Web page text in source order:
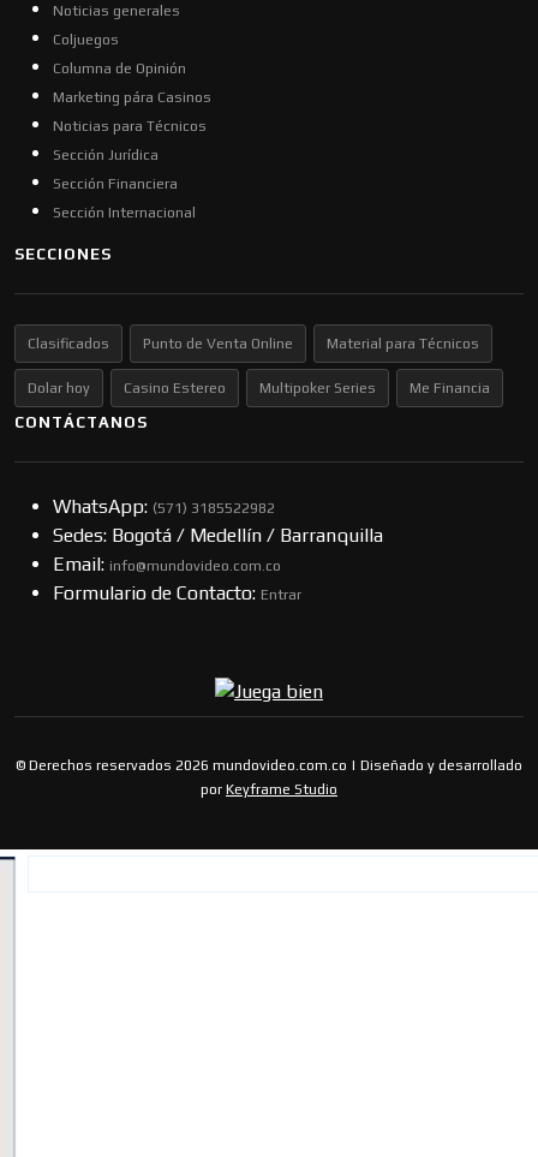
Noticias generales
Coljuegos
Columna de Opinión
Marketing pára Casinos
Noticias para Técnicos
Sección Jurídica
Sección Financiera
Sección Internacional
SECCIONES
Clasificados Punto de Venta Online Material para Técnicos
Dolar hoy Casino Estereo Multipoker Series Me Financia
CONTÁCTANOS
WhatsApp: (57​​1) 3185522982
Sedes: Bogotá / Medellín / Barranquilla
Email: info@mundovideo.com.co
Formulario de Contacto: Entrar
© Derechos reservados 2026 mundovideo.com.co | Diseñado y desarrollado
por Keyframe Studio